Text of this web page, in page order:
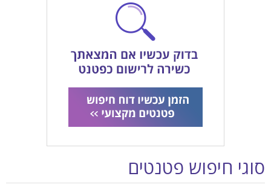
סוגי חיפוש פטנטים